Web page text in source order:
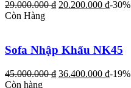
29.000.000₫ 20.200.000 ₫-30%
Còn Hàng
Sofa Nhập Khẩu NK45
45.000.000₫ 36.400.000 ₫-19%
Còn hàng